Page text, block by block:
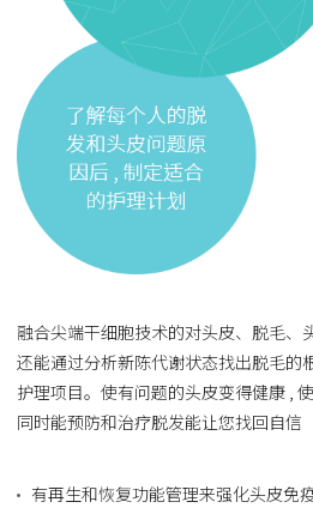
融合尖端干细胞技术的对头皮、脱毛、
还能通过分析新陈代谢状态找出脱毛的
护理项目。使有问题的头皮变得健康 ,
同时能预防和治疗脱发能让您找回自信
有再生和恢复功能管理来强化头皮免